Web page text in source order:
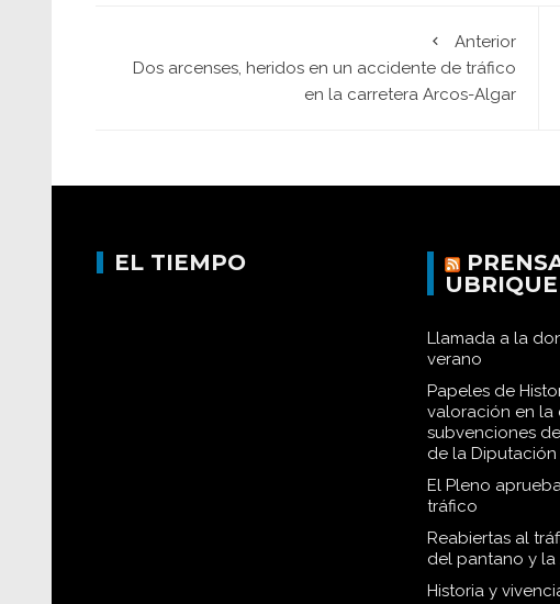
Anterior
Dos arcenses, heridos en un accidente de tráfico
en la carretera Arcos-Algar
EL TIEMPO
UBRIQUE
Llamada a la
verano
Papeles de
valoración en
subvenciones
de la Diputación
El Pleno
tráfico
Reabiertas al
del pantano y la
Historia y